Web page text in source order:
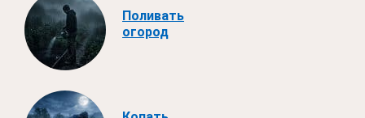
Поливать
огород